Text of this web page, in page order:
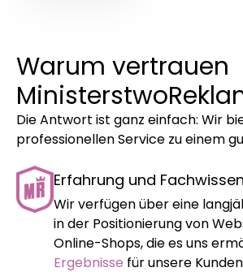
Warum vertrauen
Die Antwort ist ganz einfach: Wir
professionellen Service zu einem
Erfahrung und Fachwissen
Wir verfügen über eine
in der Positionierung von
Online-Shops, die es uns
Ergebnisse für unsere Kunden